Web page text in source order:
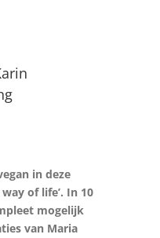
in deze
of life’. In 10
mogelijk
van Maria